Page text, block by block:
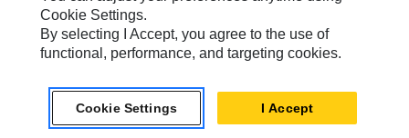
Datenschutz
Europe-German© 2026 Caterpillar. Alle Rechte vorbehalten.
Cookie Settings.
By selecting I Accept, you agree to the use of
functional, performance, and targeting cookies.
Cookie Settings I Accept